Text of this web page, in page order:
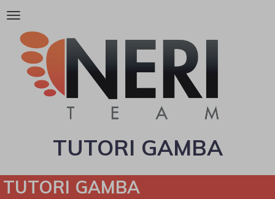
Attiva/disattiva
navigazione
TUTORI GAMBA
TUTORI GAMBA